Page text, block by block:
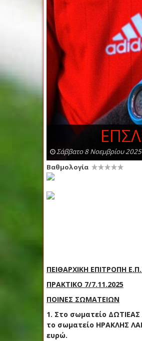
Σάββατο 8 Νοεμβρίου
Βαθμολογία
ΠΕΙΘΑΡΧΙΚΗ ΕΠΙΤΡΟΠΗ
ΠΡΑΚΤΙΚΟ 7/7.11.2025
ΠΟΙΝΕΣ ΣΩΜΑΤΕΙΩΝ
1. Στο σωματείο ΔΩΤΙΕΑΣ
το σωματείο ΗΡΑΚΛΗΣ
ευρώ.